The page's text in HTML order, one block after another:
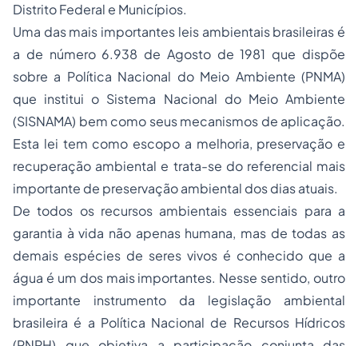
Distrito Federal e Municípios.
Uma das mais importantes leis ambientais brasileiras é
a de número 6.938 de Agosto de 1981 que dispõe
sobre a Política Nacional do Meio Ambiente (PNMA)
que institui o Sistema Nacional do Meio Ambiente
(SISNAMA) bem como seus mecanismos de aplicação.
Esta lei tem como escopo a melhoria, preservação e
recuperação ambiental e trata-se do referencial mais
importante de preservação ambiental dos dias atuais.
De todos os recursos ambientais essenciais para a
garantia à vida não apenas humana, mas de todas as
demais espécies de seres vivos é conhecido que a
água é um dos mais importantes. Nesse sentido, outro
importante instrumento da legislação ambiental
brasileira é a Política Nacional de Recursos Hídricos